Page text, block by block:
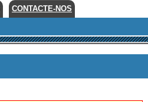
CONTACTE-NOS